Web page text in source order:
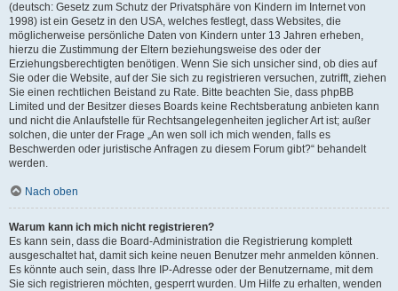
(deutsch: Gesetz zum Schutz der Privatsphäre von Kindern im Internet von
1998) ist ein Gesetz in den USA, welches festlegt, dass Websites, die
möglicherweise persönliche Daten von Kindern unter 13 Jahren erheben,
hierzu die Zustimmung der Eltern beziehungsweise des oder der
Erziehungsberechtigten benötigen. Wenn Sie sich unsicher sind, ob dies auf
Sie oder die Website, auf der Sie sich zu registrieren versuchen, zutrifft, ziehen
Sie einen rechtlichen Beistand zu Rate. Bitte beachten Sie, dass phpBB
Limited und der Besitzer dieses Boards keine Rechtsberatung anbieten kann
und nicht die Anlaufstelle für Rechtsangelegenheiten jeglicher Art ist; außer
solchen, die unter der Frage „An wen soll ich mich wenden, falls es
Beschwerden oder juristische Anfragen zu diesem Forum gibt?“ behandelt
werden.
Nach oben
Warum kann ich mich nicht registrieren?
Es kann sein, dass die Board-Administration die Registrierung komplett
ausgeschaltet hat, damit sich keine neuen Benutzer mehr anmelden können.
Es könnte auch sein, dass Ihre IP-Adresse oder der Benutzername, mit dem
Sie sich registrieren möchten, gesperrt wurden. Um Hilfe zu erhalten, wenden